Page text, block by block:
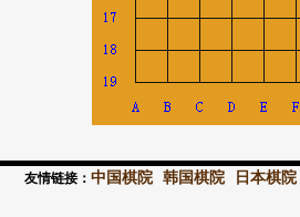
友情链接： 中国棋院 韩国棋院 日本棋院